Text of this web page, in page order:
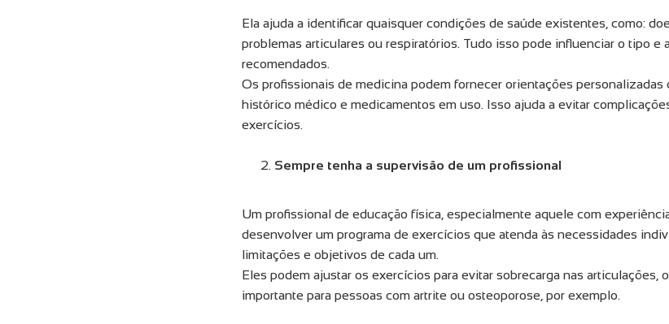
Ela ajuda a identificar quaisquer condições de saúde existentes, como:
problemas articulares ou respiratórios. Tudo isso pode influenciar o tipo e
recomendados.
Os profissionais de medicina podem fornecer orientações personalizadas
histórico médico e medicamentos em uso. Isso ajuda a evitar
exercícios.
Sempre tenha a supervisão de um profissional
Um profissional de educação física, especialmente aquele com
desenvolver um programa de exercícios que atenda às necessidades
limitações e objetivos de cada um.
Eles podem ajustar os exercícios para evitar sobrecarga nas articulações,
importante para pessoas com artrite ou osteoporose, por exemplo.